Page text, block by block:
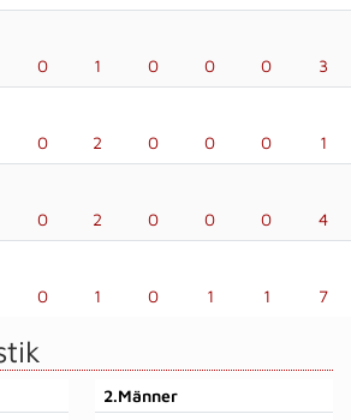
0 1 0 0 0 3
0 2 0 0 0 1
0 2 0 0 0 4
0 1 0 1 1 7
2.Männer